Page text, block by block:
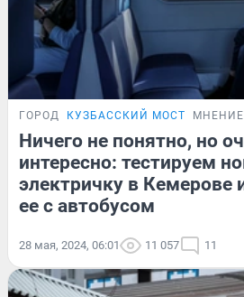
ГОРОД КУЗБАССКИЙ МОСТ МНЕНИЕ
Ничего не понятно, но
интересно: тестируем
электричку в Кемерове
ее с автобусом
28 мая, 2024, 06:01 11 057 11